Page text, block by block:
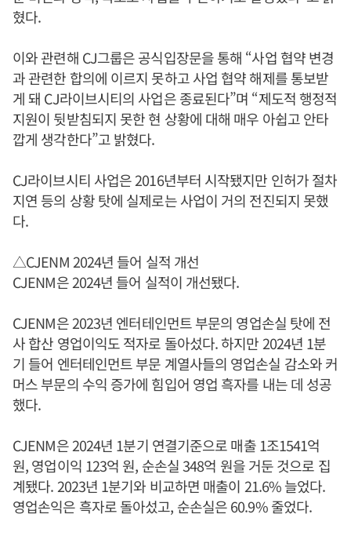
혔다.
이와 관련해 CJ그룹은 공식입장문을 통해 “사업 협약 변경
과 관련한 합의에 이르지 못하고 사업 협약 해제를 통보받
게 돼 CJ라이브시티의 사업은 종료된다”며 “제도적 행정적
지원이 뒷받침되지 못한 현 상황에 대해 매우 아쉽고 안타
깝게 생각한다”고 밝혔다.
CJ라이브시티 사업은 2016년부터 시작됐지만 인허가 절차
지연 등의 상황 탓에 실제로는 사업이 거의 전진되지 못했
다.
△CJENM 2024년 들어 실적 개선
CJENM은 2024년 들어 실적이 개선됐다.
CJENM은 2023년 엔터테인먼트 부문의 영업손실 탓에 전
사 합산 영업이익도 적자로 돌아섰다. 하지만 2024년 1분
기 들어 엔터테인먼트 부문 계열사들의 영업손실 감소와 커
머스 부문의 수익 증가에 힘입어 영업 흑자를 내는 데 성공
했다.
CJENM은 2024년 1분기 연결기준으로 매출 1조1541억
원, 영업이익 123억 원, 순손실 348억 원을 거둔 것으로 집
계됐다. 2023년 1분기와 비교하면 매출이 21.6% 늘었다.
영업손익은 흑자로 돌아섰고, 순손실은 60.9% 줄었다.